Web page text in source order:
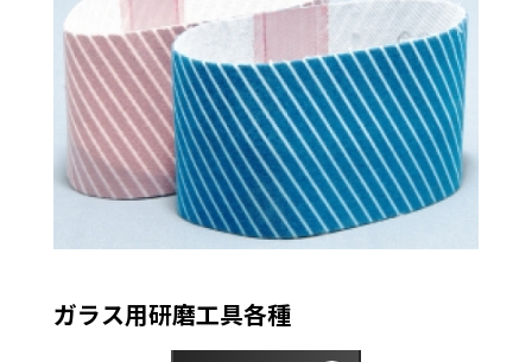
ガラス用研磨工具各種